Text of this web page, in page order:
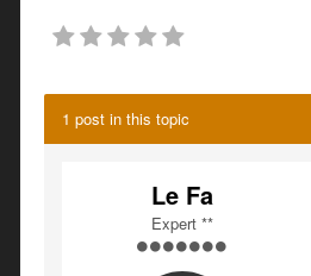
1 post in this topic
Le Fa
Expert **